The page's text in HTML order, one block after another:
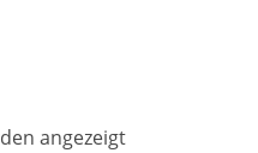
angezeigt